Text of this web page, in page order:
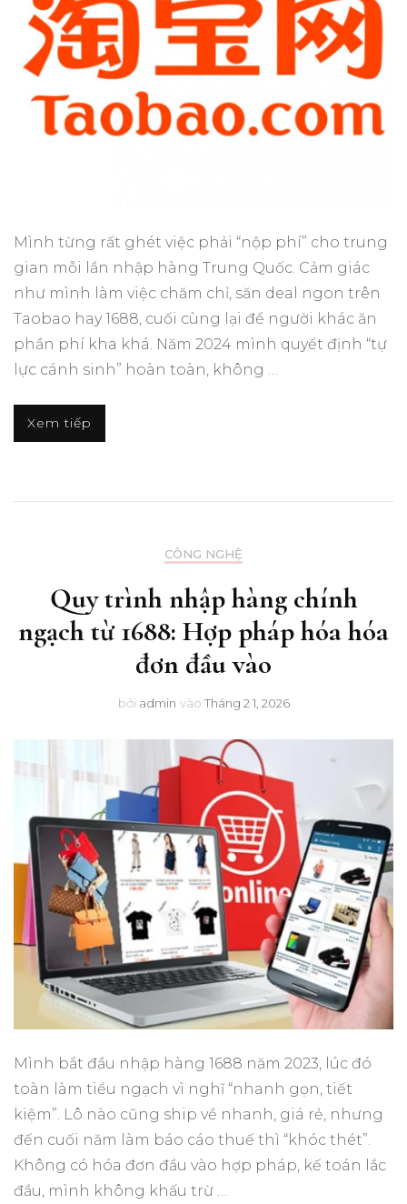
Mình từng rất ghét việc phải “nộp phí” cho trung
gian mỗi lần nhập hàng Trung Quốc. Cảm giác
như mình làm việc chăm chỉ, săn deal ngon trên
Taobao hay 1688, cuối cùng lại để người khác ăn
phần phí kha khá. Năm 2024 mình quyết định “tự
lực cánh sinh” hoàn toàn, không …
Xem tiếp
CÔNG NGHỆ
Quy trình nhập hàng chính
ngạch từ 1688: Hợp pháp hóa hóa
đơn đầu vào
bởi admin vào Tháng 2 1, 2026
Mình bắt đầu nhập hàng 1688 năm 2023, lúc đó
toàn làm tiểu ngạch vì nghĩ “nhanh gọn, tiết
kiệm”. Lô nào cũng ship về nhanh, giá rẻ, nhưng
đến cuối năm làm báo cáo thuế thì “khóc thét”.
Không có hóa đơn đầu vào hợp pháp, kế toán lắc
đầu, mình không khấu trừ …